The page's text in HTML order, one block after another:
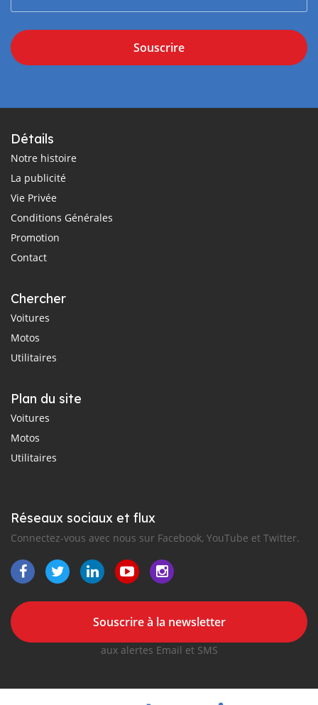
Souscrire
Détails
Notre histoire
La publicité
Vie Privée
Conditions Générales
Promotion
Contact
Chercher
Voitures
Motos
Utilitaires
Plan du site
Voitures
Motos
Utilitaires
Réseaux sociaux et flux
Connectez-vous avec nous sur Facebook, YouTube et Twitter.
Souscrire à la newsletter
aux alertes Email et SMS